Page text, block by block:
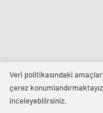
Veri politikasındaki
çerez
inceleyebilirsiniz.